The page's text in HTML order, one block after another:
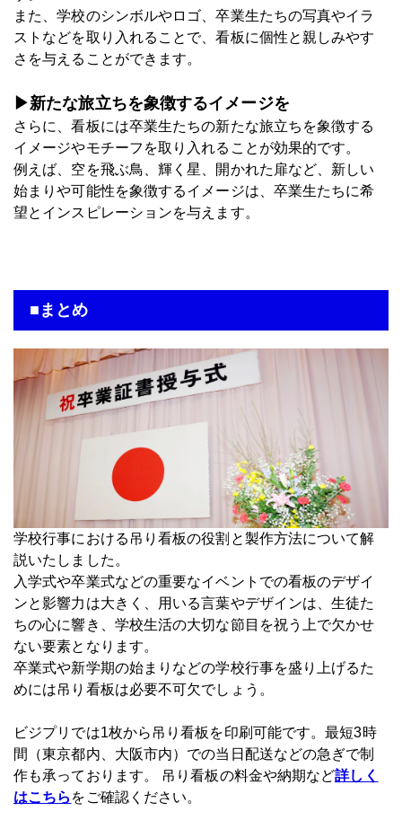
また、学校のシンボルやロゴ、卒業生たちの写真やイラ
ストなどを取り入れることで、看板に個性と親しみやす
さを与えることができます。
▶新たな旅立ちを象徴するイメージを
さらに、看板には卒業生たちの新たな旅立ちを象徴する
イメージやモチーフを取り入れることが効果的です。
例えば、空を飛ぶ鳥、輝く星、開かれた扉など、新しい
始まりや可能性を象徴するイメージは、卒業生たちに希
望とインスピレーションを与えます。
■まとめ
学校行事における吊り看板の役割と製作方法について解
説いたしました。
入学式や卒業式などの重要なイベントでの看板のデザイ
ンと影響力は大きく、用いる言葉やデザインは、生徒た
ちの心に響き、学校生活の大切な節目を祝う上で欠かせ
ない要素となります。
卒業式や新学期の始まりなどの学校行事を盛り上げるた
めには吊り看板は必要不可欠でしょう。
ビジプリでは1枚から吊り看板を印刷可能です。最短3時
間（東京都内、大阪市内）での当日配送などの急ぎで制
作も承っております。 吊り看板の料金や納期など詳しく
はこちら をご確認ください。